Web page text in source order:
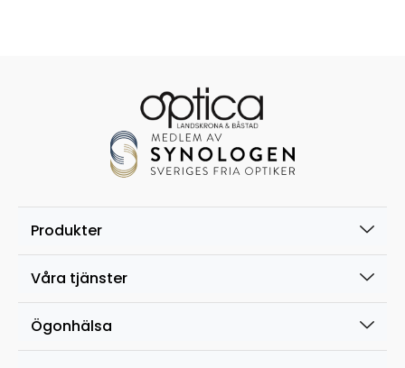
Produkter
Våra tjänster
Ögonhälsa